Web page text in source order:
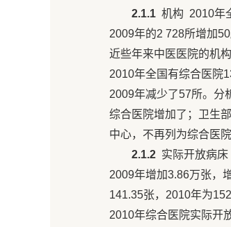
2.1.1 机构 2010年
2009年的2 728所增加
近些年来中医医院的机
2010年全国有综合医院
2009年减少了57所。分
综合医院增加了；卫生
中心，不再列为综合医院
2.1.2 实际开放病
2009年增加3.86万张，
141.35张，2010年为
2010年综合医院实际开